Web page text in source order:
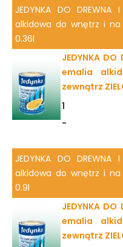
JEDYNKA DO
alkidowa do wnętrz i na
0.36l
JEDYNKA DO
emalia
zewnątrz
1
-
JEDYNKA DO
alkidowa do wnętrz i na
0.9l
JEDYNKA DO
emalia
zewnątrz